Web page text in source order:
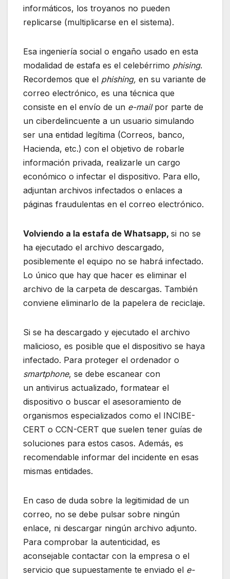
informáticos, los troyanos no pueden
replicarse (multiplicarse en el sistema).
Esa ingeniería social o engaño usado en esta
modalidad de estafa es el celebérrimo phising.
Recordemos que el phishing, en su variante de
correo electrónico, es una técnica que
consiste en el envío de un e-mailpor parte de
un ciberdelincuente a un usuario simulando
ser una entidad legítima (Correos, banco,
Hacienda, etc.) con el objetivo de robarle
información privada, realizarle un cargo
económico o infectar el dispositivo. Para ello,
adjuntan archivos infectados o enlaces a
páginas fraudulentas en el correo electrónico.
Volviendo a la estafa de Whatsapp, si no se
ha ejecutado el archivo descargado,
posiblemente el equipo no se habrá infectado.
Lo único que hay que hacer es eliminar el
archivo de la carpeta de descargas. También
conviene eliminarlo de la papelera de reciclaje.
Si se ha descargado y ejecutado el archivo
malicioso, es posible que el dispositivo se haya
infectado. Para proteger el ordenador o
smartphone, se debe escanear con
un antivirus actualizado, formatear el
dispositivo o buscar el asesoramiento de
organismos especializados como el INCIBE-
CERT o CCN-CERT que suelen tener guías de
soluciones para estos casos. Además, es
recomendable informar del incidente en esas
mismas entidades.
En caso de duda sobre la legitimidad de un
correo, no se debe pulsar sobre ningún
enlace, ni descargar ningún archivo adjunto.
Para comprobar la autenticidad, es
aconsejable contactar con la empresa o el
servicio que supuestamente te enviado el e-